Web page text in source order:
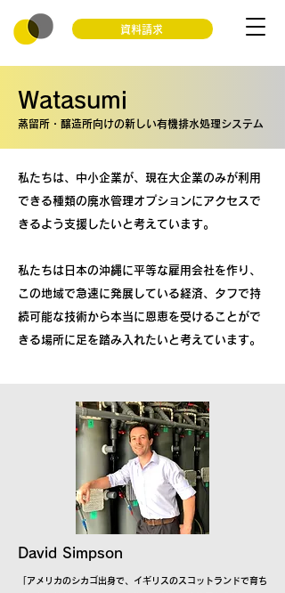
資料請求
Watasumi
蒸留所・醸造所向けの新しい有機排水処理システム
私たちは、中小企業が、現在大企業のみが利用
できる種類の廃水管理オプションにアクセスで
きるよう支援したいと考えています。
私たちは日本の沖縄に平等な雇用会社を作り、
この地域で急速に発展している経済、タフで持
続可能な技術から本当に恩恵を受けることがで
きる場所に足を踏み入れたいと考えています。
David Simpson
「アメリカのシカゴ出身で、イギリスのスコットランドで育ち